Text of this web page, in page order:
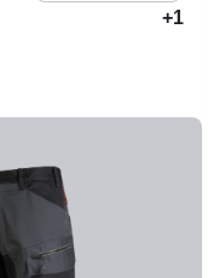
+1